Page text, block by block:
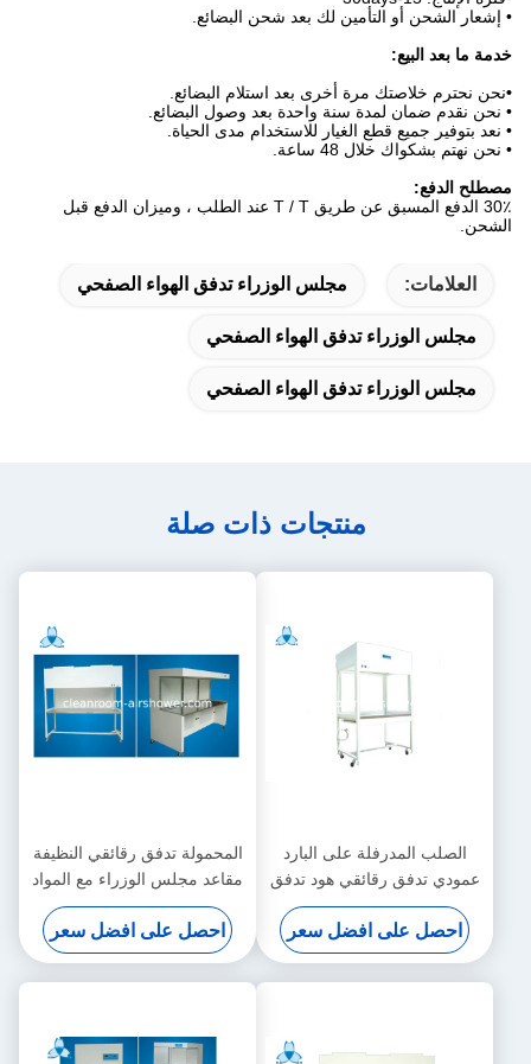
• إشعار الشحن أو التأمين لك بعد شحن البضائع.
خدمة ما بعد البيع:
•نحن نحترم خلاصتك مرة أخرى بعد استلام البضائع.
• نحن نقدم ضمان لمدة سنة واحدة بعد وصول البضائع.
• نعد بتوفير جميع قطع الغيار للاستخدام مدى الحياة.
• نحن نهتم بشكواك خلال 48 ساعة.
مصطلح الدفع:
30٪ الدفع المسبق عن طريق T / T عند الطلب ، وميزان الدفع قبل
الشحن.
العلامات: مجلس الوزراء تدفق الهواء الصفحي
مجلس الوزراء تدفق الهواء الصفحي
مجلس الوزراء تدفق الهواء الصفحي
منتجات ذات صلة
الصلب المدرفلة على البارد
عمودي تدفق رقائقي هود تدفق
الهواء للصيدلية
احصل على افضل سعر
المحمولة تدفق رقائقي النظيفة
مقاعد مجلس الوزراء مع المواد
الباردة ألواح الصلب
احصل على افضل سعر